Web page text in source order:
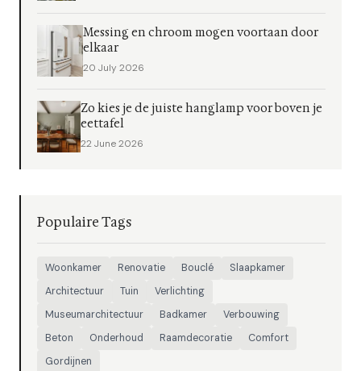
Messing en chroom mogen voortaan door
elkaar
20 July 2026
Zo kies je de juiste hanglamp voor boven je
eettafel
22 June 2026
Populaire Tags
Woonkamer Renovatie Bouclé
Slaapkamer
Architectuur
Tuin
Verlichting
Museumarchitectuur
Badkamer
Verbouwing
Beton
Onderhoud Raamdecoratie
Comfort
Gordijnen